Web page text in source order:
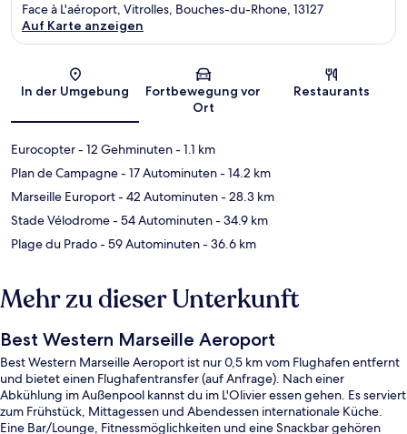
Karte
Face à L'aéroport, Vitrolles, Bouches-du-Rhone, 13127
Auf Karte anzeigen
In der Umgebung
Fortbewegung vor
Ort
Restaurants
Eurocopter- 12 Gehminuten- 1.1 km
Plan de Campagne- 17 Autominuten- 14.2 km
Marseille Europort- 42 Autominuten- 28.3 km
Stade Vélodrome- 54 Autominuten- 34.9 km
Plage du Prado- 59 Autominuten- 36.6 km
Mehr zu dieser Unterkunft
Best Western Marseille Aeroport
Best Western Marseille Aeroport ist nur 0,5 km vom Flughafen entfernt
und bietet einen Flughafentransfer (auf Anfrage). Nach einer
Abkühlung im Außenpool kannst du im L'Olivier essen gehen. Es serviert
zum Frühstück, Mittagessen und Abendessen internationale Küche.
Eine Bar/Lounge, Fitnessmöglichkeiten und eine Snackbar gehören